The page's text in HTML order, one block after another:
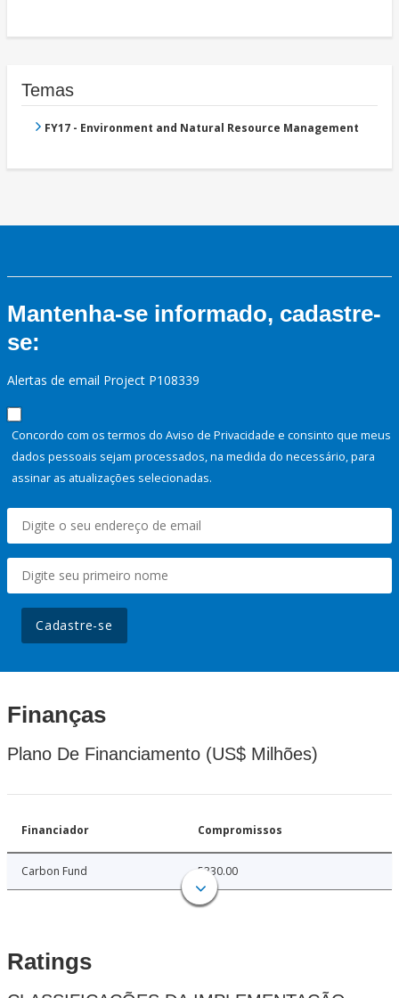
Temas
FY17 - Environment and Natural Resource Management
Mantenha-se informado, cadastre-
se:
Alertas de email Project P108339
Concordo com os termos do Aviso de Privacidade e consinto que meus
dados pessoais sejam processados, na medida do necessário, para
assinar as atualizações selecionadas.
Cadastre-se
Finanças
Plano De Financiamento (US$ Milhões)
Financiador Compromissos
Carbon Fund 5330.00
Ratings